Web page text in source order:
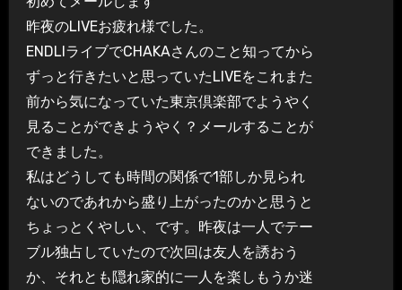
昨夜のLIVEお疲れ様でした。
ENDLIライブでCHAKAさんのこと知ってから
ずっと行きたいと思っていたLIVEをこれまた
前から気になっていた東京倶楽部でようやく
見ることができようやく？メールすることが
できました。
私はどうしても時間の関係で1部しか見られ
ないのであれから盛り上がったのかと思うと
ちょっとくやしい、です。昨夜は一人でテー
ブル独占していたので次回は友人を誘おう
か、それとも隠れ家的に一人を楽しもうか迷